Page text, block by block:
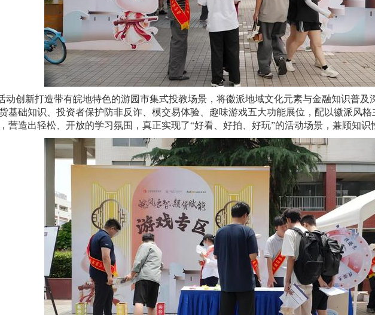
动创新打造带有皖地特色的游园市集式投教场景，将徽派地域文化元素与金融知识普及
基础知识、投资者保护防非反诈、模交易体验、趣味游戏五大功能展位，配以徽派风
营造出轻松、开放的学习氛围，真正实现了“好看、好拍、好玩”的活动场景，兼顾知识